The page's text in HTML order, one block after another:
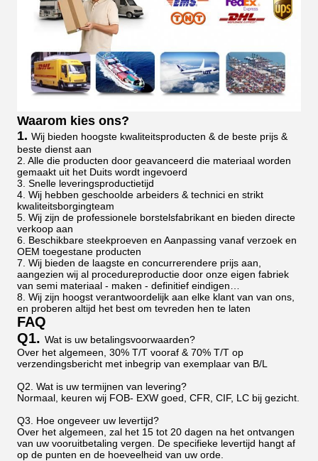
Waarom kies ons?
1. Wij bieden hoogste kwaliteitsproducten & de beste prijs &
beste dienst aan
2. Alle die producten door geavanceerd die materiaal worden
gemaakt uit het Duits wordt ingevoerd
3. Snelle leveringsproductietijd
4. Wij hebben geschoolde arbeiders & technici en strikt
kwaliteitsborgingteam
5. Wij zijn de professionele borstelsfabrikant en bieden directe
verkoop aan
6. Beschikbare steekproeven en Aanpassing vanaf verzoek en
OEM toegestane producten
7. Wij bieden de laagste en concurrerendere prijs aan,
aangezien wij al procedureproductie door onze eigen fabriek
van semi materiaal - maken - definitief eindigen…
8. Wij zijn hoogst verantwoordelijk aan elke klant van van ons,
en proberen altijd het best om tevreden hen te laten
FAQ
Q1. Wat is uw betalingsvoorwaarden?
Over het algemeen, 30% T/T vooraf & 70% T/T op
verzendingsbericht met inbegrip van exemplaar van B/L
Q2. Wat is uw termijnen van levering?
Normaal, keuren wij FOB- EXW goed, CFR, CIF, LC bij gezicht.
Q3. Hoe ongeveer uw levertijd?
Over het algemeen, zal het 15 tot 20 dagen na het ontvangen
van uw vooruitbetaling vergen. De specifieke levertijd hangt af
op de punten en de hoeveelheid van uw orde.